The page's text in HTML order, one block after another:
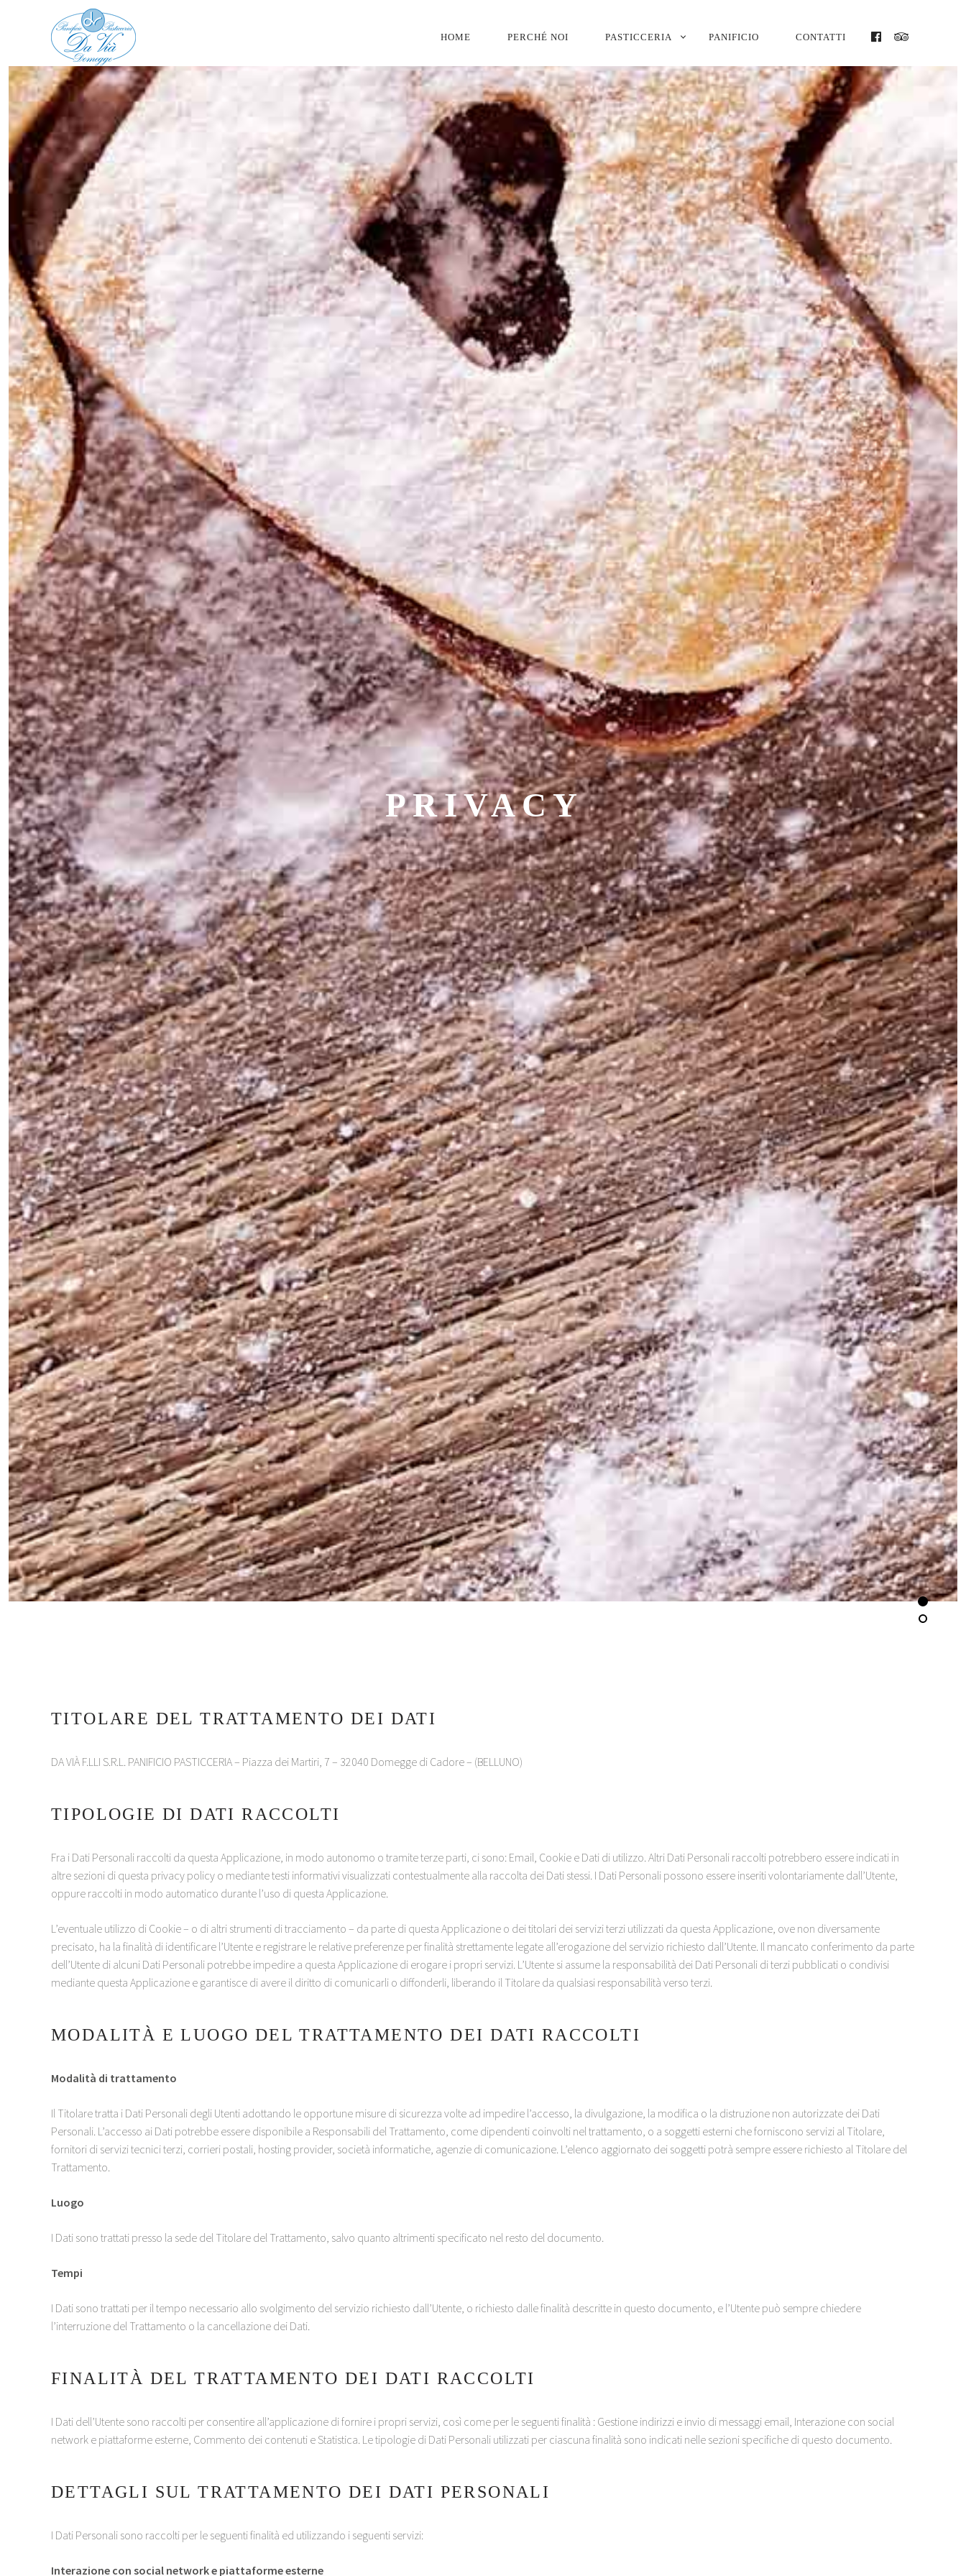
NAVIGAZIONE
PRINCIPALE
HOME PERCHÉ NOI PASTICCERIA PANIFICIO CONTATTI
FACEBOOK
PRIVACY
TITOLARE DEL TRATTAMENTO DEI DATI
DA VIÀ F.LLI S.R.L. PANIFICIO PASTICCERIA – Piazza dei Martiri, 7 – 32040 Domegge di Cadore – (BELLUNO)
TIPOLOGIE DI DATI RACCOLTI
Fra i Dati Personali raccolti da questa Applicazione, in modo autonomo o tramite terze parti, ci sono: Email, Cookie e Dati di utilizzo. Altri Dati Personali raccolti potrebbero essere indicati in
altre sezioni di questa privacy policy o mediante testi informativi visualizzati contestualmente alla raccolta dei Dati stessi. I Dati Personali possono essere inseriti volontariamente dall’Utente,
oppure raccolti in modo automatico durante l’uso di questa Applicazione.
L’eventuale utilizzo di Cookie – o di altri strumenti di tracciamento – da parte di questa Applicazione o dei titolari dei servizi terzi utilizzati da questa Applicazione, ove non diversamente
precisato, ha la finalità di identificare l’Utente e registrare le relative preferenze per finalità strettamente legate all’erogazione del servizio richiesto dall’Utente. Il mancato conferimento da parte
dell’Utente di alcuni Dati Personali potrebbe impedire a questa Applicazione di erogare i propri servizi. L’Utente si assume la responsabilità dei Dati Personali di terzi pubblicati o condivisi
mediante questa Applicazione e garantisce di avere il diritto di comunicarli o diffonderli, liberando il Titolare da qualsiasi responsabilità verso terzi.
MODALITÀ E LUOGO DEL TRATTAMENTO DEI DATI RACCOLTI
Modalità di trattamento
Il Titolare tratta i Dati Personali degli Utenti adottando le opportune misure di sicurezza volte ad impedire l’accesso, la divulgazione, la modifica o la distruzione non autorizzate dei Dati
Personali. L’accesso ai Dati potrebbe essere disponibile a Responsabili del Trattamento, come dipendenti coinvolti nel trattamento, o a soggetti esterni che forniscono servizi al Titolare,
fornitori di servizi tecnici terzi, corrieri postali, hosting provider, società informatiche, agenzie di comunicazione. L’elenco aggiornato dei soggetti potrà sempre essere richiesto al Titolare del
Trattamento.
Luogo
I Dati sono trattati presso la sede del Titolare del Trattamento, salvo quanto altrimenti specificato nel resto del documento.
Tempi
I Dati sono trattati per il tempo necessario allo svolgimento del servizio richiesto dall’Utente, o richiesto dalle finalità descritte in questo documento, e l’Utente può sempre chiedere
l’interruzione del Trattamento o la cancellazione dei Dati.
FINALITÀ DEL TRATTAMENTO DEI DATI RACCOLTI
I Dati dell’Utente sono raccolti per consentire all’applicazione di fornire i propri servizi, così come per le seguenti finalità : Gestione indirizzi e invio di messaggi email, Interazione con social
network e piattaforme esterne, Commento dei contenuti e Statistica. Le tipologie di Dati Personali utilizzati per ciascuna finalità sono indicati nelle sezioni specifiche di questo documento.
DETTAGLI SUL TRATTAMENTO DEI DATI PERSONALI
I Dati Personali sono raccolti per le seguenti finalità ed utilizzando i seguenti servizi:
Interazione con social network e piattaforme esterne